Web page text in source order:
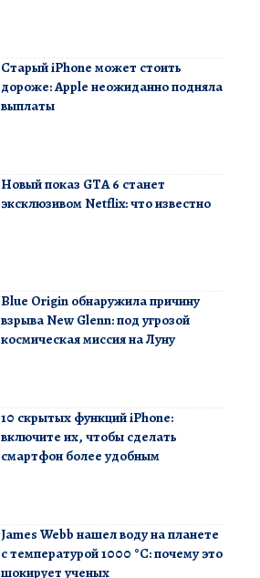
Старый iPhone может стоить
дороже: Apple неожиданно подняла
выплаты
Новый показ GTA 6 станет
эксклюзивом Netflix: что известно
Blue Origin обнаружила причину
взрыва New Glenn: под угрозой
космическая миссия на Луну
10 скрытых функций iPhone:
включите их, чтобы сделать
смартфон более удобным
James Webb нашел воду на планете
с температурой 1000 °C: почему это
шокирует ученых